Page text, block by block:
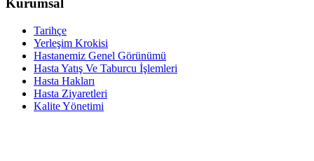
Kurumsal
Tarihçe
Yerleşim Krokisi
Hastanemiz Genel Görünümü
Hasta Yatış Ve Taburcu İşlemleri
Hasta Hakları
Hasta Ziyaretleri
Kalite Yönetimi